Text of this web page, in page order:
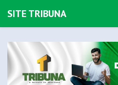
SITE TRIBUNA